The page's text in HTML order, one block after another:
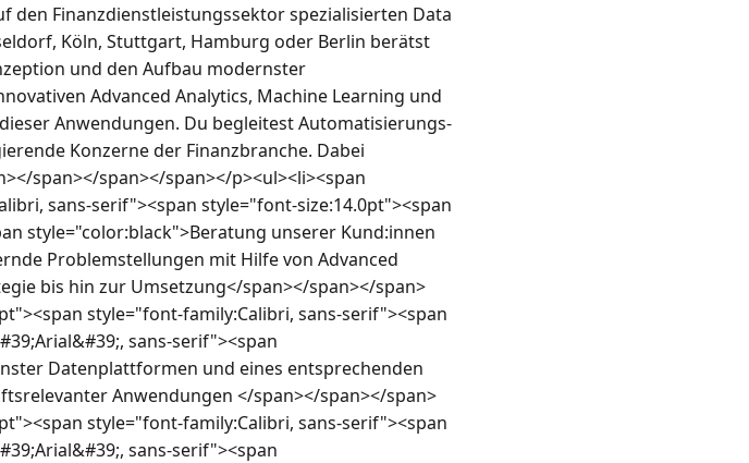
den Finanzdienstleistungssektor spezialisierten Data
Köln, Stuttgart, Hamburg oder Berlin berätst
und den Aufbau modernster
Advanced Analytics, Machine Learning und
Anwendungen. Du begleitest Automatisierungs-
Konzerne der Finanzbranche. Dabei
span></span></span></p><ul><li><span
sans-serif"><span style="font-size:14.0pt"><span
style="color:black">Beratung unserer Kund:innen
Problemstellungen mit Hilfe von Advanced
bis hin zur Umsetzung</span></span></span>
style="font-family:Calibri, sans-serif"><span
sans-serif"><span
Datenplattformen und eines entsprechenden
Anwendungen </span></span></span>
style="font-family:Calibri, sans-serif"><span
sans-serif"><span